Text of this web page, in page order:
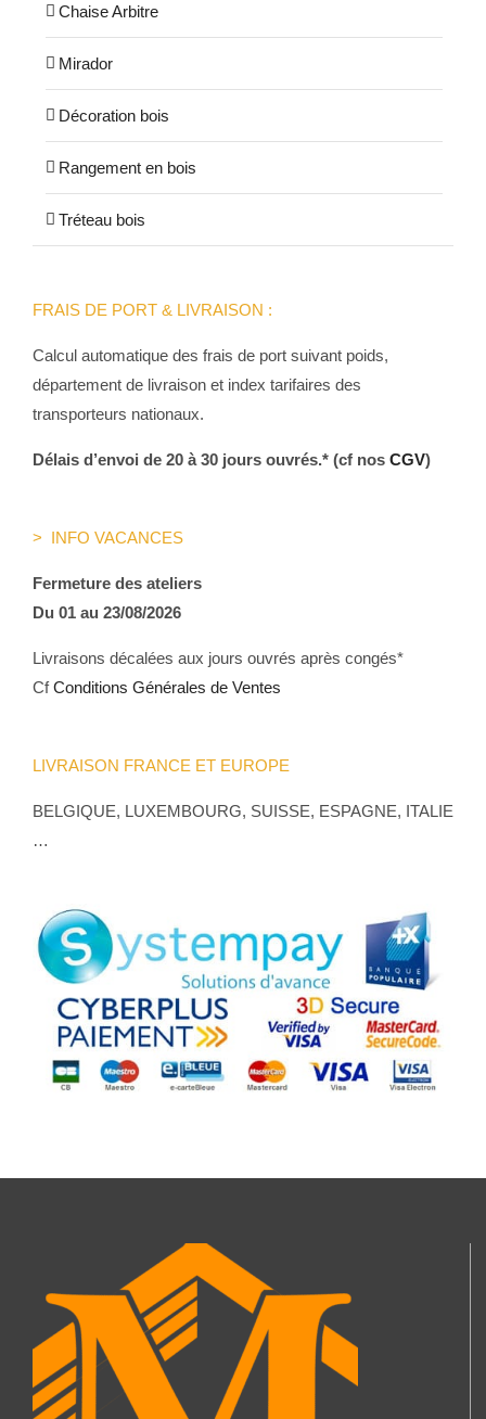
Chaise Arbitre
Mirador
Décoration bois
Rangement en bois
Tréteau bois
FRAIS DE PORT & LIVRAISON :
Calcul automatique des frais de port suivant poids,
département de livraison et index tarifaires des
transporteurs nationaux.
Délais d’envoi de 20 à 30 jours ouvrés.* (cf nos CGV)
> INFO VACANCES
Fermeture des ateliers
Du 01 au 23/08/2026
Livraisons décalées aux jours ouvrés après congés*
CfConditions Générales de Ventes
LIVRAISON FRANCE ET EUROPE
BELGIQUE, LUXEMBOURG, SUISSE, ESPAGNE, ITALIE
…